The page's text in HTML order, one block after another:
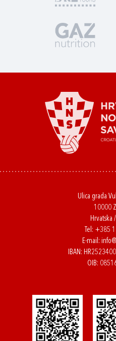
Ulica grada
10000
Hrvatska
Tel: +385
E-mail:
IBAN:
OIB: